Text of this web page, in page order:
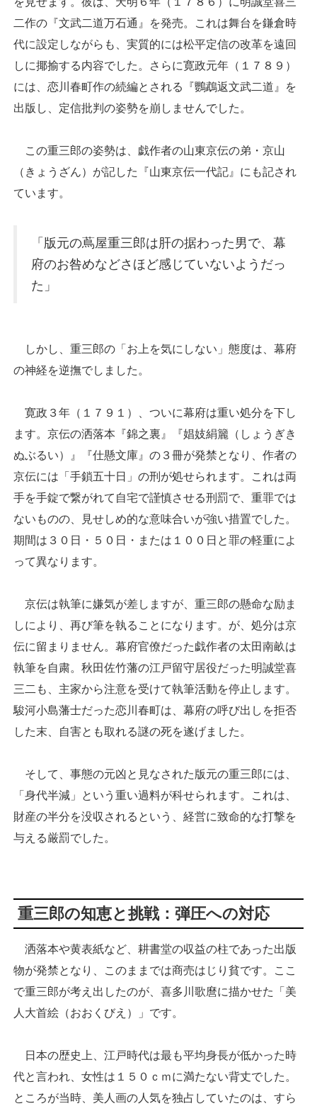
二作の『文武二道万石通』を発売。これは舞台を鎌倉時
代に設定しながらも、実質的には松平定信の改革を遠回
しに揶揄する内容でした。さらに寛政元年（１７８９）
には、恋川春町作の続編とされる『鸚鵡返文武二道』を
出版し、定信批判の姿勢を崩しませんでした。
この重三郎の姿勢は、戯作者の山東京伝の弟・京山
（きょうざん）が記した『山東京伝一代記』にも記され
ています。
「版元の蔦屋重三郎は肝の据わった男で、幕
府のお咎めなどさほど感じていないようだっ
た」
しかし、重三郎の「お上を気にしない」態度は、幕府
の神経を逆撫でしました。
寛政３年（１７９１）、ついに幕府は重い処分を下し
ます。京伝の洒落本『錦之裏』『娼妓絹籭（しょうぎき
ぬぶるい）』『仕懸文庫』の３冊が発禁となり、作者の
京伝には「手鎖五十日」の刑が処せられます。これは両
手を手錠で繋がれて自宅で謹慎させる刑罰で、重罪では
ないものの、見せしめ的な意味合いが強い措置でした。
期間は３０日・５０日・または１００日と罪の軽重によ
って異なります。
京伝は執筆に嫌気が差しますが、重三郎の懸命な励ま
しにより、再び筆を執ることになります。が、処分は京
伝に留まりません。幕府官僚だった戯作者の太田南畝は
執筆を自粛。秋田佐竹藩の江戸留守居役だった明誠堂喜
三二も、主家から注意を受けて執筆活動を停止します。
駿河小島藩士だった恋川春町は、幕府の呼び出しを拒否
した末、自害とも取れる謎の死を遂げました。
そして、事態の元凶と見なされた版元の重三郎には、
「身代半減」という重い過料が科せられます。これは、
財産の半分を没収されるという、経営に致命的な打撃を
与える厳罰でした。
重三郎の知恵と挑戦：弾圧への対応
洒落本や黄表紙など、耕書堂の収益の柱であった出版
物が発禁となり、このままでは商売はじり貧です。ここ
で重三郎が考え出したのが、喜多川歌麿に描かせた「美
人大首絵（おおくびえ）」です。
日本の歴史上、江戸時代は最も平均身長が低かった時
代と言われ、女性は１５０ｃｍに満たない背丈でした。
ところが当時、美人画の人気を独占していたのは、すら